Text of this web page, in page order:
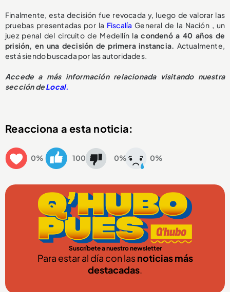
Finalmente, esta decisión fue revocada y, luego de valorar las
pruebas presentadas por la FiscalíaGeneral de la Nación , un
juez penal del circuito de Medellín la condenó a 40 años de
prisión, en una decisión de primera instancia. Actualmente,
está siendo buscada por las autoridades.
Accede a más información relacionada visitando nuestra
sección deLocal.
Reacciona a esta noticia:
0% 100 0% 0%
Suscríbete a nuestro newsletter
Para estar al día con lasnoticias más
destacadas.